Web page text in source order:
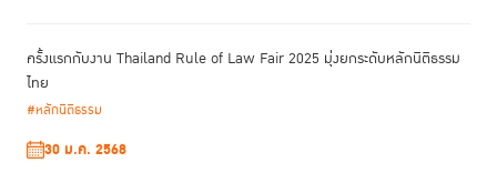
ครั้งแรกกับงาน Thailand Rule of Law Fair 2025 มุ่งยกระดับหลักนิติธรรม
ไทย
#หลักนิติธรรม
30 ม.ค. 2568